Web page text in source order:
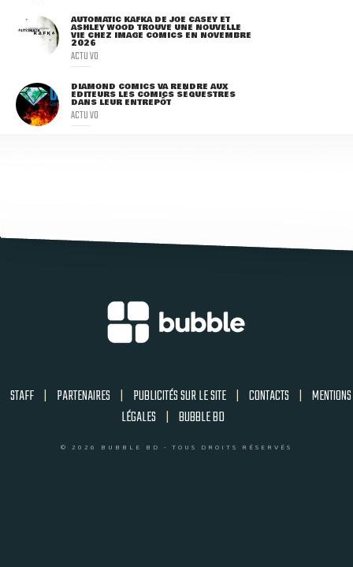
AUTOMATIC KAFKA DE JOE CASEY ET
ASHLEY WOOD TROUVE UNE NOUVELLE
VIE CHEZ IMAGE COMICS EN NOVEMBRE
2026
ACTU VO
DIAMOND COMICS VA RENDRE AUX
ÉDITEURS LES COMICS SÉQUESTRÉS
DANS LEUR ENTREPÔT
ACTU VO
STAFF | PARTENAIRES | PUBLICITÉS SUR LE SITE | CONTACTS | MENTIONS
LÉGALES | BUBBLE BD
© 2026 BUBBLE BD - TOUS DROITS RÉSERVÉS